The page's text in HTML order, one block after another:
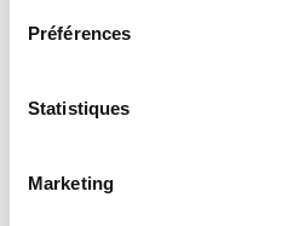
Préférences
Statistiques
Marketing